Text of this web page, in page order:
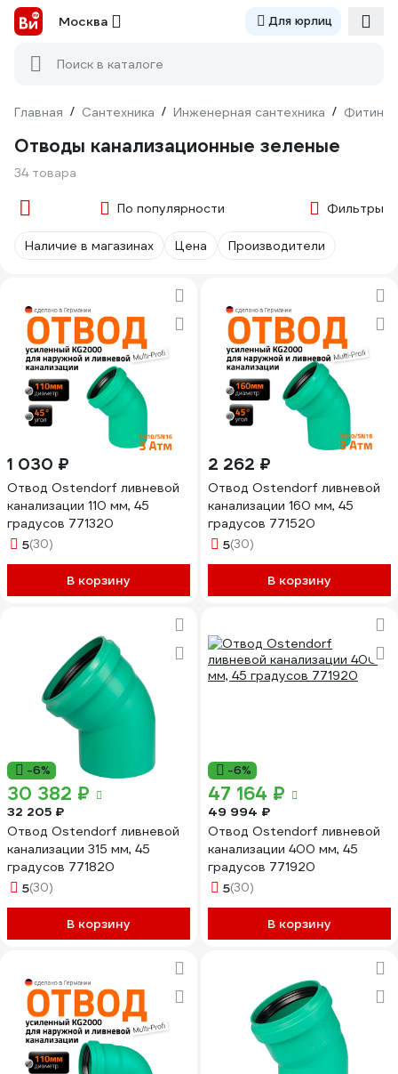
Москва Для юрлиц
Поиск в каталоге
Главная / Сантехника / Инженерная сантехника / Фитинги
Отводы канализационные зеленые
34 товара
По популярности Фильтры
Наличие в магазинах Цена Производители
1 030 ₽
Отвод Ostendorf ливневой
канализации 110 мм, 45
градусов 771320
5(30)
В корзину
2 262 ₽
Отвод Ostendorf ливневой
канализации 160 мм, 45
градусов 771520
5(30)
В корзину
-6%
30 382 ₽
32 205 ₽
Отвод Ostendorf ливневой
канализации 315 мм, 45
градусов 771820
5(30)
В корзину
-6%
47 164 ₽
49 994 ₽
Отвод Ostendorf ливневой
канализации 400 мм, 45
градусов 771920
5(30)
В корзину